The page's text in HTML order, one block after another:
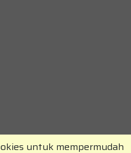
untuk mempermudah